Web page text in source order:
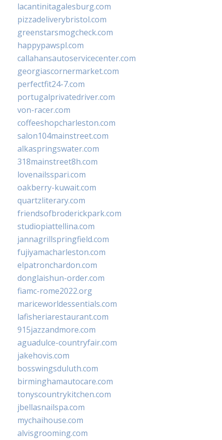
lacantinitagalesburg.com
pizzadeliverybristol.com
greenstarsmogcheck.com
happypawspl.com
callahansautoservicecenter.com
georgiascornermarket.com
perfectfit24-7.com
portugalprivatedriver.com
von-racer.com
coffeeshopcharleston.com
salon104mainstreet.com
alkaspringswater.com
318mainstreet8h.com
lovenailsspari.com
oakberry-kuwait.com
quartzliterary.com
friendsofbroderickpark.com
studiopiattellina.com
jannagrillspringfield.com
fujiyamacharleston.com
elpatronchardon.com
donglaishun-order.com
fiamc-rome2022.org
mariceworldessentials.com
lafisheriarestaurant.com
915jazzandmore.com
aguadulce-countryfair.com
jakehovis.com
bosswingsduluth.com
birminghamautocare.com
tonyscountrykitchen.com
jbellasnailspa.com
mychaihouse.com
alvisgrooming.com